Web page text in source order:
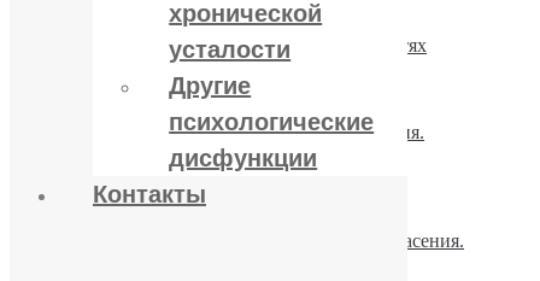
Запойный кризис. Шаги решения.
Профилактика рецидивов при зависимостях
Детоксикация в лечении алкоголизма.
ПРАВИЛА: до и после кодирования
Депрессия и алкоголь. Связи и последствия.
Как прервать запой
Когда и как осуществлять вывод из запоя
Можно ли вылечить алкоголизм
Если пациент не хочет лечиться. Шаги спасения.
хронической
усталости
Другие
психологические
дисфункции
Контакты